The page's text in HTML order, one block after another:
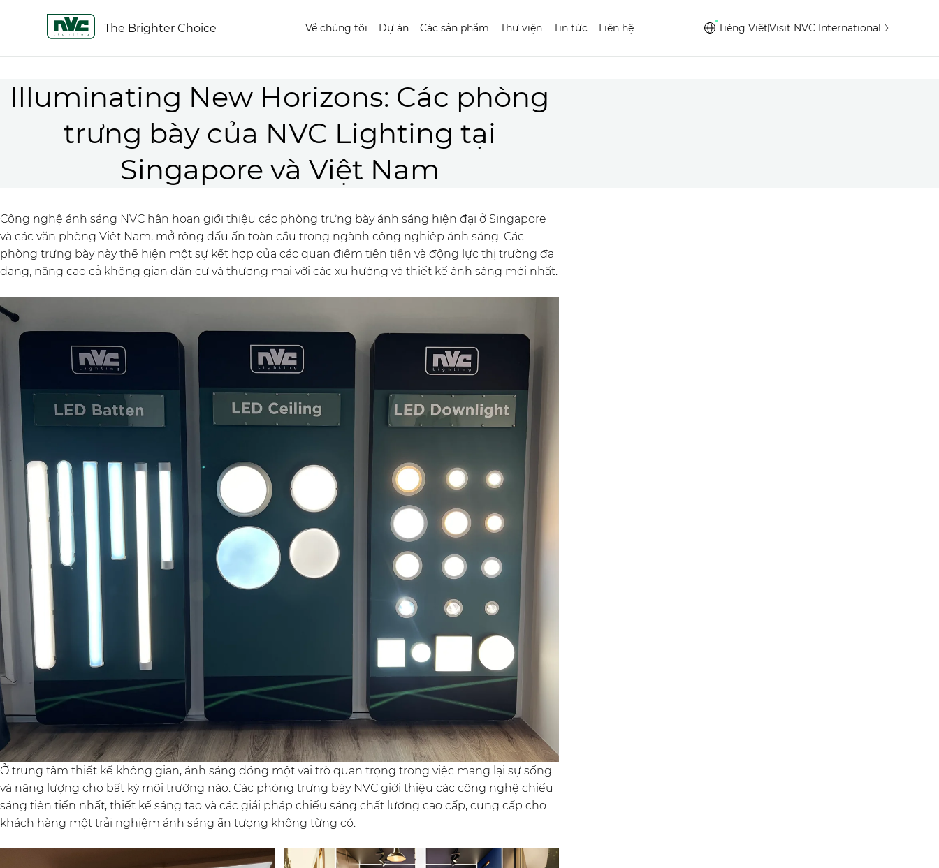
The Brighter Choice Về chúng tôi Dự án Các sản phẩm Thư viện Tin tức Liên hệ Tiéng ViêtVisit NVC International
Illuminating New Horizons: Các phòng
trưng bày của NVC Lighting tại
Singapore và Việt Nam
Công nghệ ánh sáng NVC hân hoan giới thiệu các phòng trưng bày ánh sáng hiện đại ở Singapore
và các văn phòng Việt Nam, mở rộng dấu ấn toàn cầu trong ngành công nghiệp ánh sáng. Các
phòng trưng bày này thể hiện một sự kết hợp của các quan điểm tiên tiến và động lực thị trường đa
dạng, nâng cao cả không gian dân cư và thương mại với các xu hướng và thiết kế ánh sáng mới nhất.
Ở trung tâm thiết kế không gian, ánh sáng đóng một vai trò quan trọng trong việc mang lại sự sống
và năng lượng cho bất kỳ môi trường nào. Các phòng trưng bày NVC giới thiệu các công nghệ chiếu
sáng tiên tiến nhất, thiết kế sáng tạo và các giải pháp chiếu sáng chất lượng cao cấp, cung cấp cho
khách hàng một trải nghiệm ánh sáng ấn tượng không từng có.